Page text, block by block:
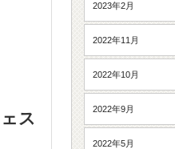
ス
2023年2月
2022年11月
2022年10月
2022年9月
2022年5月